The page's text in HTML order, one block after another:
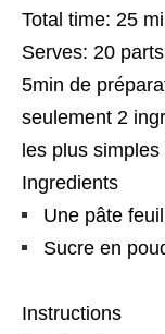
Total time: 25
Serves: 20 parts
5min de
seulement 2
les plus
Ingredients
Une pâte
Sucre en
Instructions